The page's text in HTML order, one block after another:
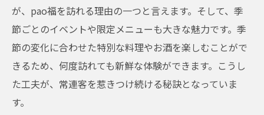
が、pao福を訪れる理由の一つと言えます。そして、季
節ごとのイベントや限定メニューも大きな魅力です。季
節の変化に合わせた特別な料理やお酒を楽しむことがで
きるため、何度訪れても新鮮な体験ができます。こうし
た工夫が、常連客を惹きつけ続ける秘訣となっていま
す。